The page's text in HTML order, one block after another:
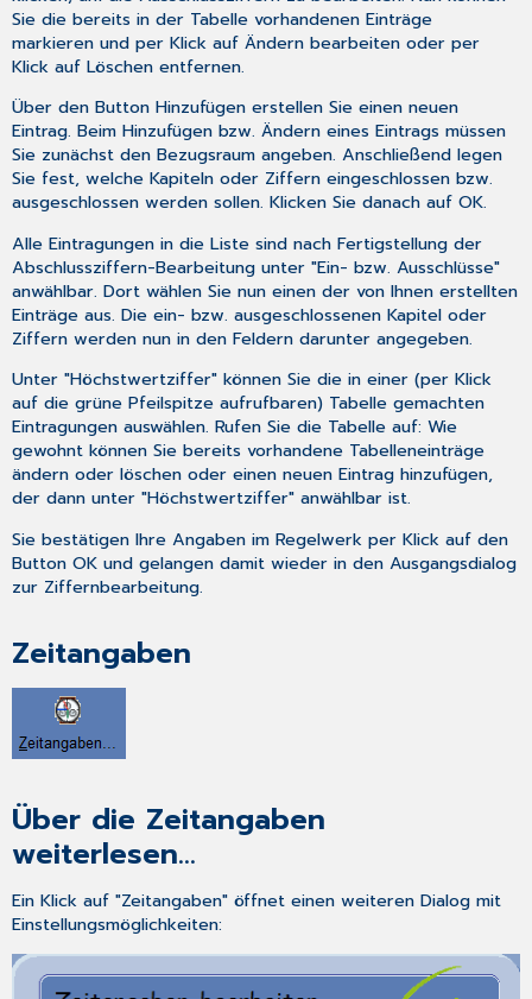
Sie die bereits in der Tabelle vorhandenen Einträge
markieren und per Klick aufÄndern bearbeiten oder per
Klick aufLöschen entfernen.
Über den ButtonHinzufügen erstellen Sie einen neuen
Eintrag. Beim Hinzufügen bzw. Ändern eines Eintrags müssen
Sie zunächst den Bezugsraum angeben. Anschließend legen
Sie fest, welche Kapiteln oder Ziffern eingeschlossen bzw.
ausgeschlossen werden sollen. Klicken Sie danach aufOK.
Alle Eintragungen in die Liste sind nach Fertigstellung der
Abschlussziffern-Bearbeitung unter "Ein- bzw. Ausschlüsse"
anwählbar. Dort wählen Sie nun einen der von Ihnen erstellten
Einträge aus. Die ein- bzw. ausgeschlossenen Kapitel oder
Ziffern werden nun in den Feldern darunter angegeben.
Unter "Höchstwertziffer" können Sie die in einer (per Klick
auf die grüne Pfeilspitze aufrufbaren) Tabelle gemachten
Eintragungen auswählen. Rufen Sie die Tabelle auf: Wie
gewohnt können Sie bereits vorhandene Tabelleneinträge
ändern oder löschen oder einen neuen Eintrag hinzufügen,
der dann unter "Höchstwertziffer" anwählbar ist.
Sie bestätigen Ihre Angaben im Regelwerk per Klick auf den
ButtonOK und gelangen damit wieder in den Ausgangsdialog
zur Ziffernbearbeitung.
Zeitangaben
Über die Zeitangaben
weiterlesen...
Ein Klick auf "Zeitangaben" öffnet einen weiteren Dialog mit
Einstellungsmöglichkeiten: